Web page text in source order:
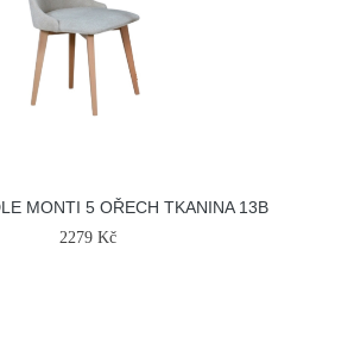
MONTI 5 OŘECH TKANINA 13B
2279 Kč